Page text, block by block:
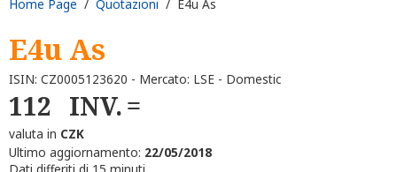
Home Page / Quotazioni / E4u As
E4u As
ISIN: CZ0005123620 - Mercato: LSE - Domestic
112 INV.
valuta in CZK
Ultimo aggiornamento: 22/05/2018